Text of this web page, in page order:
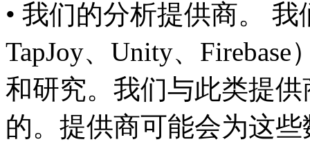
• 我们的分析提供商。
TapJoy、Unity、
和研究。我们与此类提
的。提供商可能会为这